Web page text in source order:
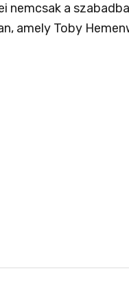
nemcsak a
amely Toby